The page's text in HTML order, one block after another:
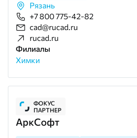
Рязань
+7 800 775-42-82
cad@rucad.ru
rucad.ru
Филиалы
Химки
ФОКУС
ПАРТНЕР
АркСофт